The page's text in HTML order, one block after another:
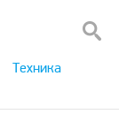
Техника